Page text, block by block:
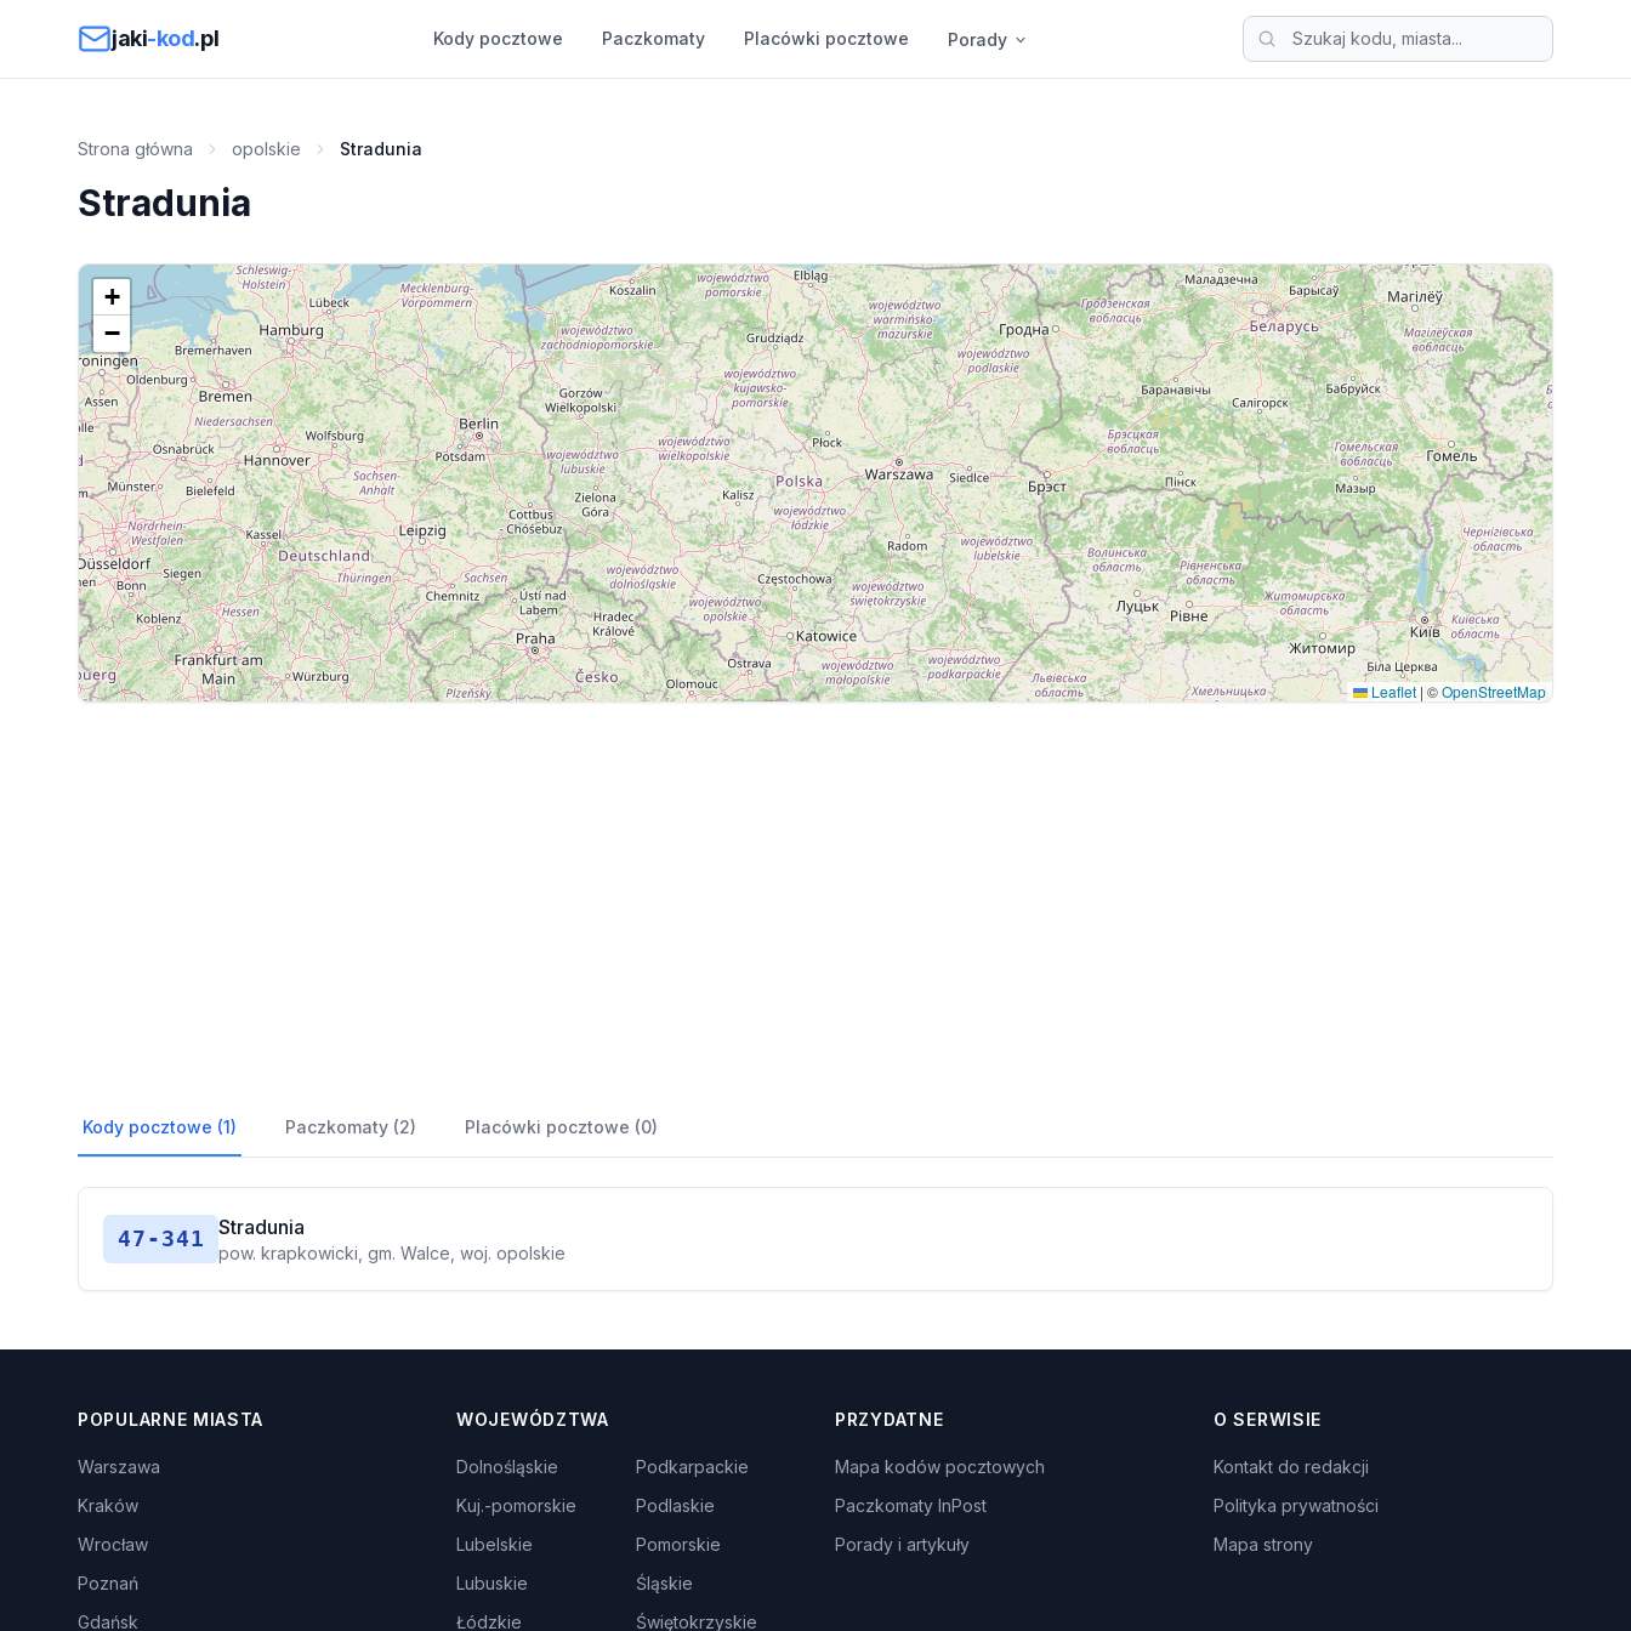
jaki-kod.pl Kody pocztowe Paczkomaty Placówki pocztowe Porady
Strona główna opolskie Stradunia
Stradunia
+
−
Leaflet | ©OpenStreetMap
Kody pocztowe (1) Paczkomaty (2) Placówki pocztowe (0)
47-341 Stradunia
pow. krapkowicki, gm. Walce, woj. opolskie
POPULARNE MIASTA
Warszawa
Kraków
Wrocław
Poznań
Gdańsk
WOJEWÓDZTWA
Dolnośląskie
Kuj.-pomorskie
Lubelskie
Lubuskie
Łódzkie
Podkarpackie
Podlaskie
Pomorskie
Śląskie
Świętokrzyskie
PRZYDATNE
Mapa kodów pocztowych
Paczkomaty InPost
Porady i artykuły
O SERWISIE
Kontakt do redakcji
Polityka prywatności
Mapa strony